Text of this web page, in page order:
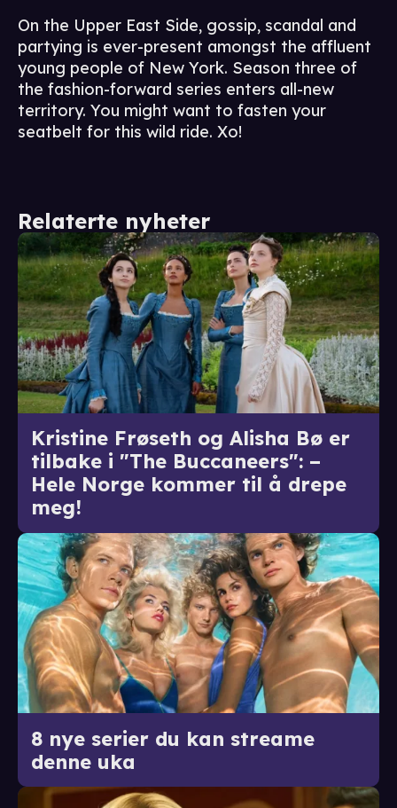
On the Upper East Side, gossip, scandal and
partying is ever-present amongst the affluent
young people of New York. Season three of
the fashion-forward series enters all-new
territory. You might want to fasten your
seatbelt for this wild ride. Xo!
Relaterte nyheter
Kristine Frøseth og Alisha Bø er
tilbake i "The Buccaneers": –
Hele Norge kommer til å drepe
meg!
8 nye serier du kan streame
denne uka